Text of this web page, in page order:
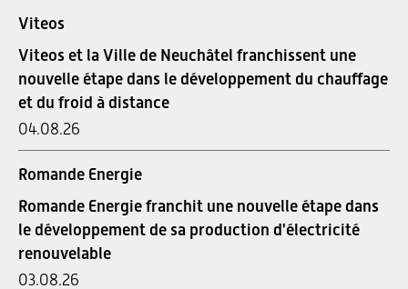
Viteos
Viteos et la Ville de Neuchâtel franchissent une
nouvelle étape dans le développement du chauffage
et du froid à distance
04.08.26
Romande Energie
Romande Energie franchit une nouvelle étape dans
le développement de sa production d'électricité
renouvelable
03.08.26